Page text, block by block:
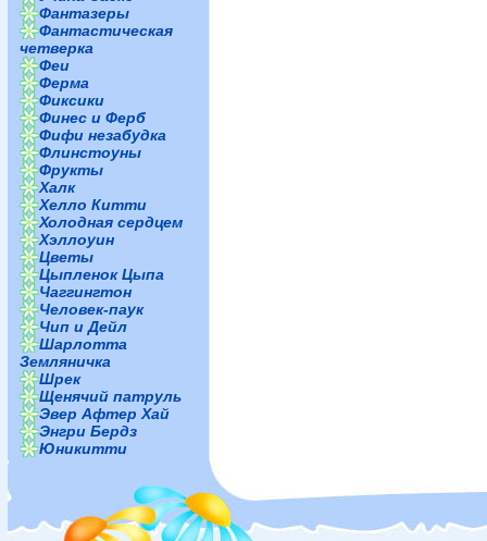
Фантазеры
Фантастическая
четверка
Феи
Ферма
Фиксики
Финес и Ферб
Фифи незабудка
Флинстоуны
Фрукты
Халк
Хелло Китти
Холодная сердцем
Хэллоуин
Цветы
Цыпленок Цыпа
Чаггингтон
Человек-паук
Чип и Дейл
Шарлотта
Земляничка
Шрек
Щенячий патруль
Эвер Афтер Хай
Энгри Бердз
Юникитти